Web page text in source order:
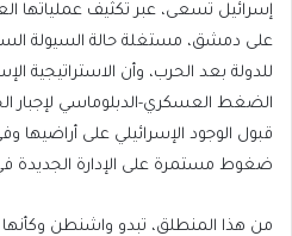
إسرائيل تسعى، عبر تكثيف عملياتها
على دمشق، مستغلة حالة السيولة
للدولة بعد الحرب، وأن الاستراتيجية
الضغط العسكري-الدبلوماسي لإجبار
قبول الوجود الإسرائيلي على أراضيها
ضغوط مستمرة على الإدارة الجديدة
من هذا المنطلق، تبدو واشنطن وكأنها